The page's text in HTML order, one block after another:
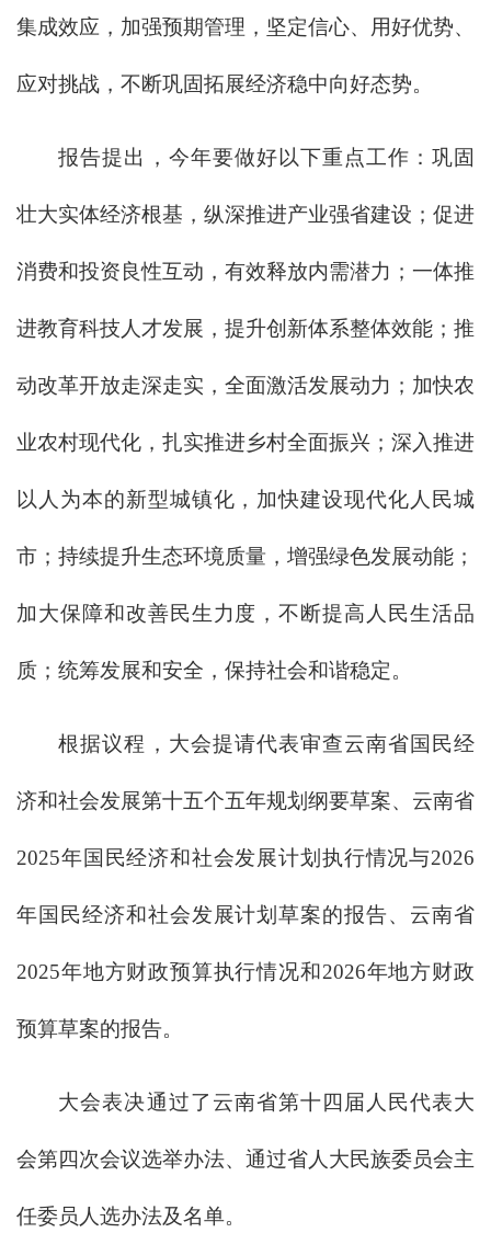
集成效应，加强预期管理，坚定信心、用好优势、
应对挑战，不断巩固拓展经济稳中向好态势。
报告提出，今年要做好以下重点工作：巩固
壮大实体经济根基，纵深推进产业强省建设；促进
消费和投资良性互动，有效释放内需潜力；一体推
进教育科技人才发展，提升创新体系整体效能；推
动改革开放走深走实，全面激活发展动力；加快农
业农村现代化，扎实推进乡村全面振兴；深入推进
以人为本的新型城镇化，加快建设现代化人民城
市；持续提升生态环境质量，增强绿色发展动能；
加大保障和改善民生力度，不断提高人民生活品
质；统筹发展和安全，保持社会和谐稳定。
根据议程，大会提请代表审查云南省国民经
济和社会发展第十五个五年规划纲要草案、云南省
2025年国民经济和社会发展计划执行情况与2026
年国民经济和社会发展计划草案的报告、云南省
2025年地方财政预算执行情况和2026年地方财政
预算草案的报告。
大会表决通过了云南省第十四届人民代表大
会第四次会议选举办法、通过省人大民族委员会主
任委员人选办法及名单。